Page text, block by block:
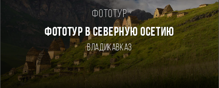
Фототур
ФОТОТУР В СЕВЕРНУЮ ОСЕТИЮ
Владикавказ